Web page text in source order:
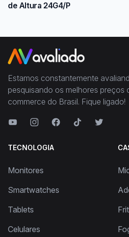
de Altura 24G4/P
Estamos constantemente
pesquisando os melhores preços
commerce do Brasil. Fique ligado!
TECNOLOGIA
Monitores
Smartwatches
Tablets
Celulares